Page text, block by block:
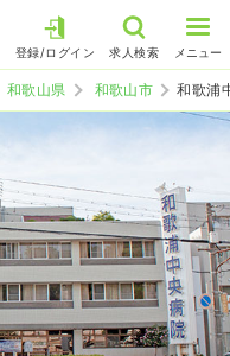
登録/ログイン 求人検索 メニュー
和歌山県 和歌山市 和歌浦